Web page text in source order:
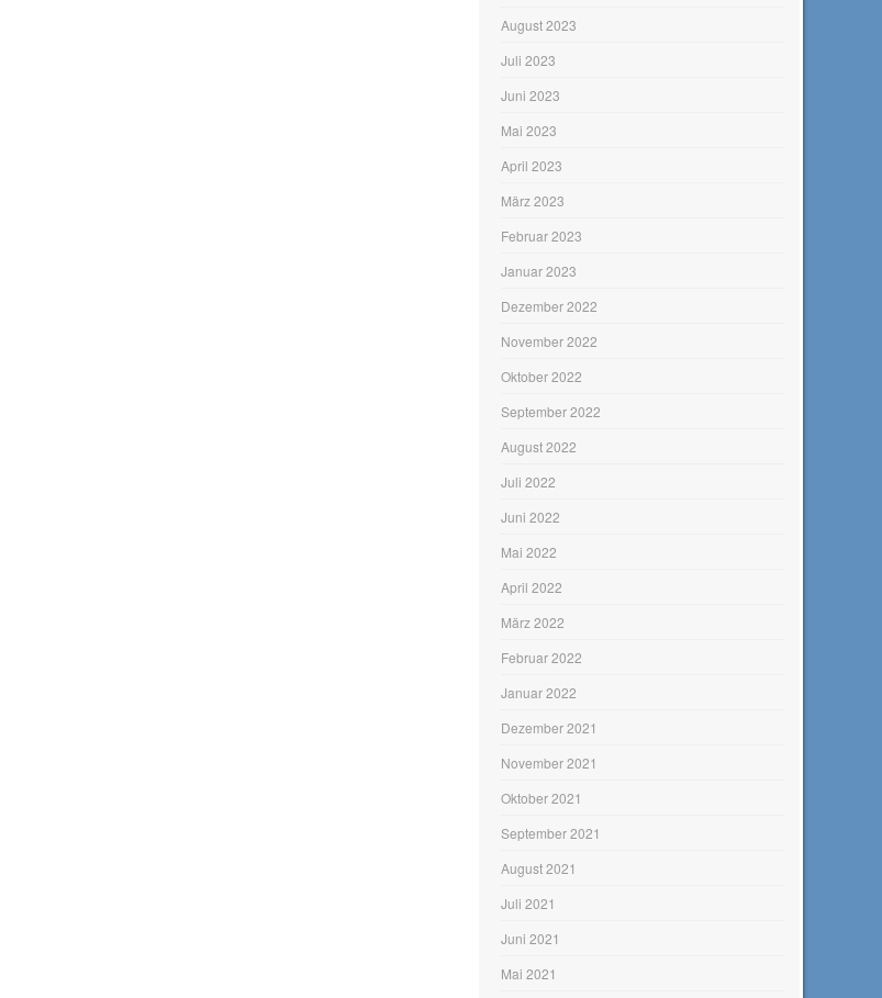
August 2023
Juli 2023
Juni 2023
Mai 2023
April 2023
März 2023
Februar 2023
Januar 2023
Dezember 2022
November 2022
Oktober 2022
September 2022
August 2022
Juli 2022
Juni 2022
Mai 2022
April 2022
März 2022
Februar 2022
Januar 2022
Dezember 2021
November 2021
Oktober 2021
September 2021
August 2021
Juli 2021
Juni 2021
Mai 2021